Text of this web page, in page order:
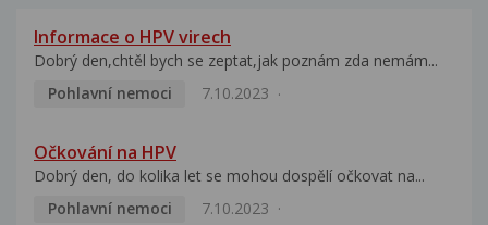
Informace o HPV virech
Dobrý den,chtěl bych se zeptat,jak poznám zda nemám...
Pohlavní nemoci
7.10.2023
Očkování na HPV
Dobrý den, do kolika let se mohou dospělí očkovat na...
Pohlavní nemoci
7.10.2023